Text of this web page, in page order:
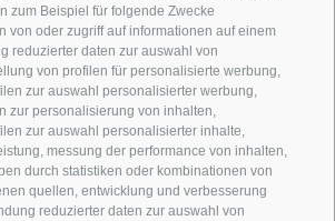
zum Beispiel für folgende Zwecke
von oder zugriff auf informationen auf einem
reduzierter daten zur auswahl von
von profilen für personalisierte werbung,
zur auswahl personalisierter werbung,
zur personalisierung von inhalten,
zur auswahl personalisierter inhalte,
messung der performance von inhalten,
durch statistiken oder kombinationen von
quellen, entwicklung und verbesserung
reduzierter daten zur auswahl von